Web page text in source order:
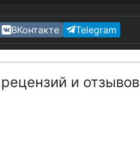
ВКонтакте Telegram
и